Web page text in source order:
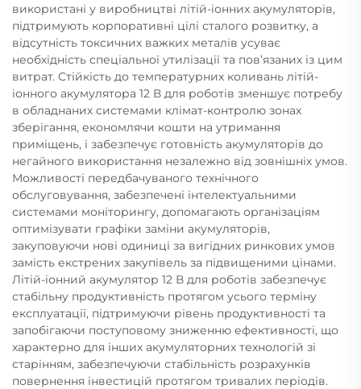
використані у виробництві літій-іонних акумуляторів,
підтримують корпоративні цілі сталого розвитку, а
відсутність токсичних важких металів усуває
необхідність спеціальної утилізації та пов’язаних із цим
витрат. Стійкість до температурних коливань літій-
іонного акумулятора 12 В для роботів зменшує потребу
в обладнаних системами клімат-контролю зонах
зберігання, економлячи кошти на утримання
приміщень, і забезпечує готовність акумуляторів до
негайного використання незалежно від зовнішніх умов.
Можливості передбачуваного технічного
обслуговування, забезпечені інтелектуальними
системами моніторингу, допомагають організаціям
оптимізувати графіки заміни акумуляторів,
закуповуючи нові одиниці за вигідних ринкових умов
замість екстрених закупівель за підвищеними цінами.
Літій-іонний акумулятор 12 В для роботів забезпечує
стабільну продуктивність протягом усього терміну
експлуатації, підтримуючи рівень продуктивності та
запобігаючи поступовому зниженню ефективності, що
характерно для інших акумуляторних технологій зі
старінням, забезпечуючи стабільність розрахунків
повернення інвестицій протягом тривалих періодів.